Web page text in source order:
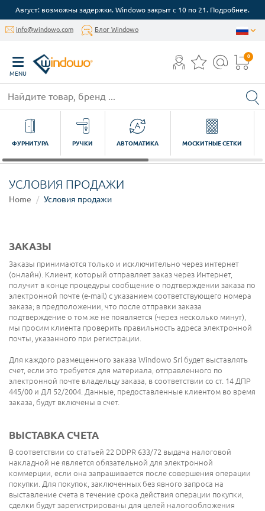
Август: возможны задержки. Windowo закрыт с 10 по 21. Подробнее.
info@windowo.com Блог Windowo
MENU
0
ФУРНИТУРА РУЧКИ АВТОМАТИКА МОСКИТНЫЕ СЕТКИ
УСЛОВИЯ ПРОДАЖИ
Home Условия продажи
ЗАКАЗЫ
Заказы принимаются только и исключительно через интернет
(онлайн). Клиент, который отправляет заказ через Интернет,
получит в конце процедуры сообщение о подтверждении заказа по
электронной почте (e-mail) с указанием соответствующего номера
заказа; в предположении, что после отправки заказа
подтверждение о том же не появляется (через несколько минут),
мы просим клиента проверить правильность адреса электронной
почты, указанного при регистрации.
Для каждого размещенного заказа Windowo Srl будет выставлять
счет, если это требуется для материала, отправленного по
электронной почте владельцу заказа, в соответствии со ст. 14 ДПР
445/00 и ДЛ 52/2004. Данные, предоставленные клиентом во время
заказа, будут включены в счет.
ВЫСТАВКА СЧЕТА
В соответствии со статьей 22 DDPR 633/72 выдача налоговой
накладной не является обязательной для электронной
коммерции, если она запрашивается после совершения операции
покупки. Для покупок, заключенных без явного запроса на
выставление счета в течение срока действия операции покупки,
сделки будут зарегистрированы для целей налогообложения